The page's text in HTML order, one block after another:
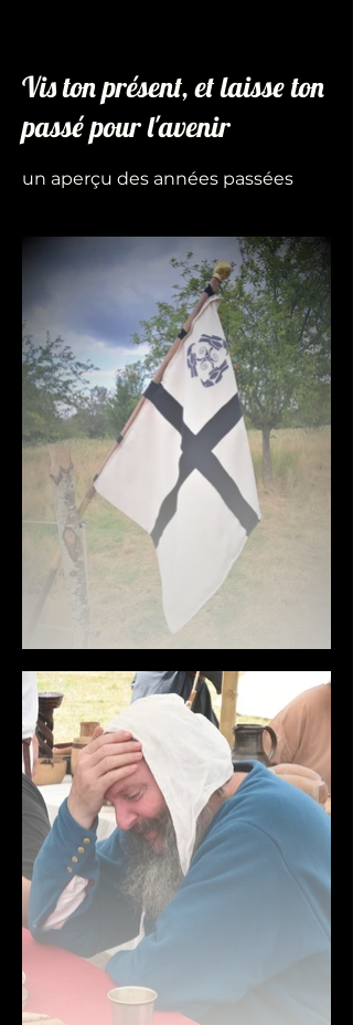
Vis ton présent, et laisse ton
passé pour l'avenir
un aperçu des années passées